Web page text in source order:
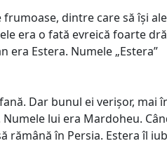
dintre care să își
era o fată evreică foarte
era Estera. Numele „Estera”
Dar bunul ei verișor, mai
lui era Mardoheu.
rămână în Persia. Estera îl